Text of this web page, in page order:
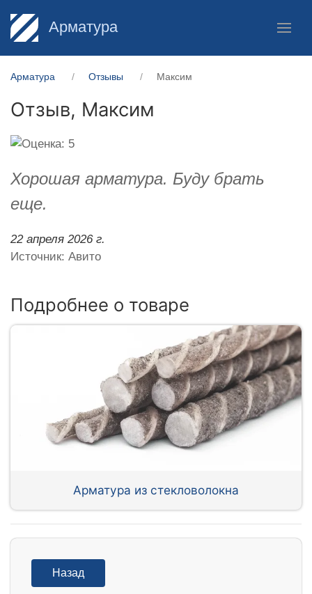
Арматура
Арматура Отзывы Максим
Отзыв, Максим
Хорошая арматура. Буду брать
еще.
22 апреля 2026 г.
Источник: Авито
Подробнее о товаре
Арматура из стекловолокна
Назад